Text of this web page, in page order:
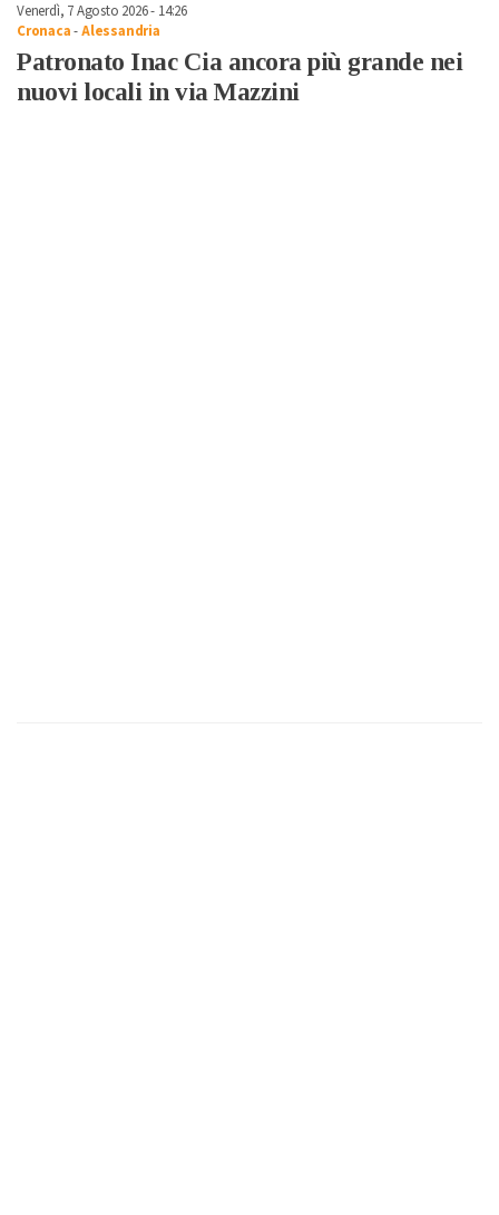
Venerdì, 7 Agosto 2026 - 14:26
Cronaca-Alessandria
Patronato Inac Cia ancora più grande nei
nuovi locali in via Mazzini